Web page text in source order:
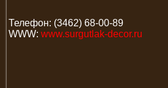
Телефон: (3462) 68-00-89
WWW: www.surgutlak-decor.ru